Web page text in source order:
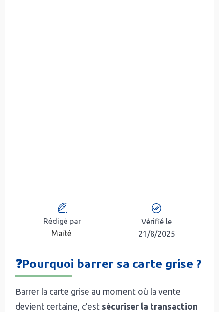
Rédigé par
Maïté
Vérifié le
21/8/2025
❓Pourquoi barrer sa carte grise ?
Barrer la carte grise au moment où la vente
devient certaine, c’est sécuriser la transaction